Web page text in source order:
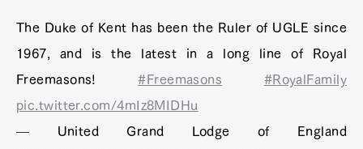
The Duke of Kent has been the Ruler of UGLE since
1967, and is the latest in a long line of Royal
Freemasons!#Freemasons
#RoyalFamily
pic.twitter.com/4mIz8MIDHu
— United Grand Lodge of England